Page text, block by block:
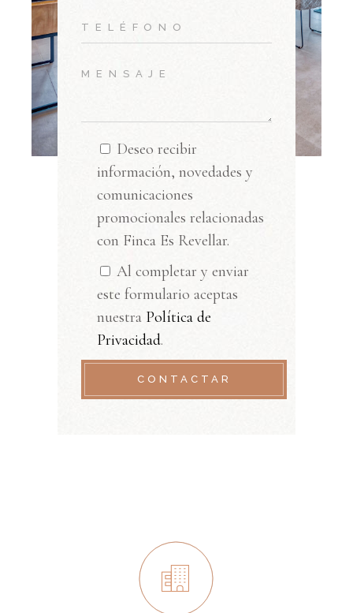
Deseo recibir
información, novedades y
comunicaciones
promocionales relacionadas
con Finca Es Revellar.
Al completar y enviar
este formulario aceptas
nuestra Política de
Privacidad.
CONTACTAR